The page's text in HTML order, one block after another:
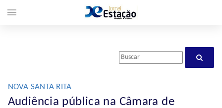
NOVA SANTA RITA
Audiência pública na Câmara de
menu